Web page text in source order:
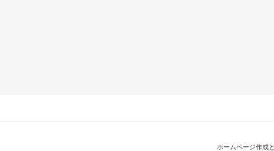
ホームページ作成